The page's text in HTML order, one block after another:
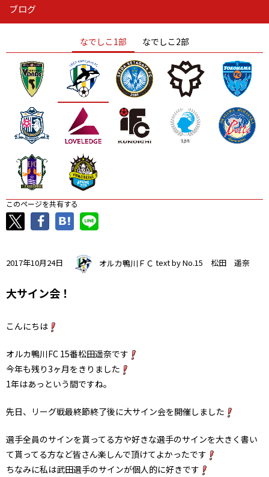
ニッパツ
ニッパツ 名古屋
石人の星
静岡 愛媛Ｌ
ブログ
なでしこ1部 なでしこ2部
このページを共有する
2017年10月24日 オルカ鴨川ＦＣ text by No.15 松田 遥奈
大サイン会！
こんにちは
オルカ鴨川FC 15番松田遥奈です
今年も残り3ヶ月をきりました
1年はあっという間ですね。
先日、リーグ戦最終節終了後に大サイン会を開催しました
選手全員のサインを貰ってる方や好きな選手のサインを大きく書い
て貰ってる方など皆さん楽しんで頂けてよかったです
ちなみに私は武田選手のサインが個人的に好きです